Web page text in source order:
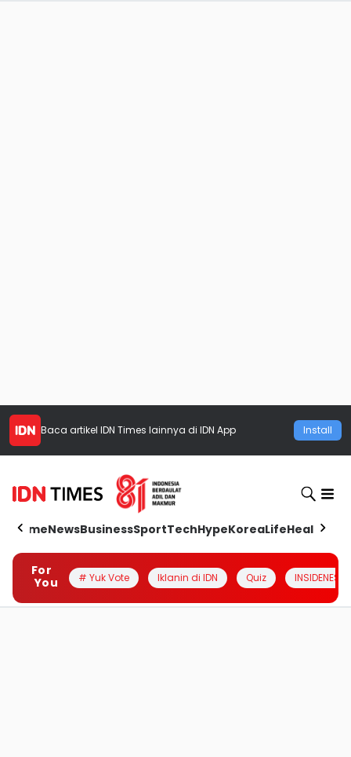
Baca artikel IDN Times lainnya di IDN App Install
HomeNewsBusinessSportTechHypeKoreaLifeHealth
For
You
# Yuk Vote Iklanin di IDN Quiz INSIDENESIA